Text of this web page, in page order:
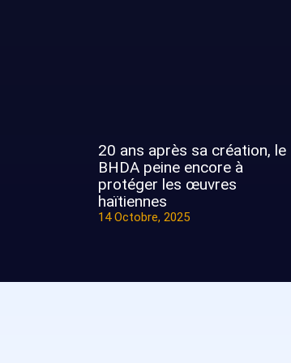
20 ans après sa création, le
BHDA peine encore à
protéger les œuvres
haïtiennes
14 Octobre, 2025